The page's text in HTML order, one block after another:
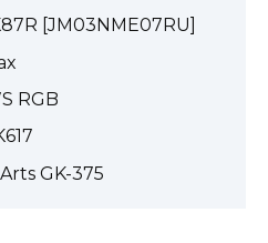
[JM03NME07RU]
RGB
GK-375